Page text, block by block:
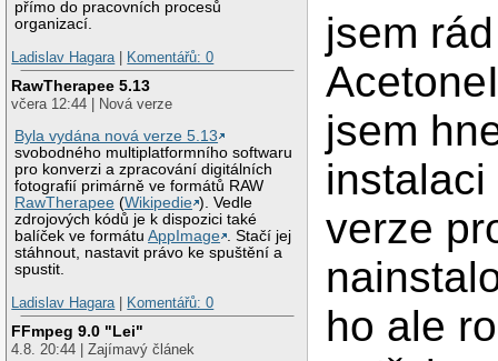
přímo do pracovních procesů
organizací.
Ladislav Hagara
Komentářů: 0
RawTherapee 5.13
včera 12:44 | Nová verze
Byla vydána nová verze 5.13
svobodného multiplatformního softwaru
pro konverzi a zpracování digitálních
fotografií primárně ve formátů RAW
RawTherapee (Wikipedie ). Vedle
zdrojových kódů je k dispozici také
balíček ve formátuAppImage . Stačí jej
stáhnout, nastavit právo ke spuštění a
spustit.
Ladislav Hagara
Komentářů: 0
FFmpeg 9.0 "Lei"
4.8. 20:44 | Zajímavý článek
jsem
jsem
verze
ho ale